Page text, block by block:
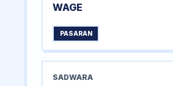
WAGE
PASARAN
SADWARA